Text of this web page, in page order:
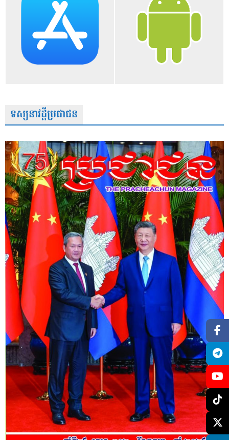
ទស្សនាវដ្តីប្រជាជន